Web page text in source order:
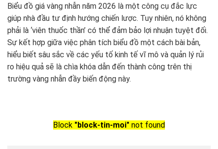
Biểu đồ giá vàng nhẫn năm 2026 là một công cụ đắc lực
giúp nhà đầu tư định hướng chiến lược. Tuy nhiên, nó không
phải là ‘viên thuốc thần’ có thể đảm bảo lợi nhuận tuyệt đối.
Sự kết hợp giữa việc phân tích biểu đồ một cách bài bản,
hiểu biết sâu sắc về các yếu tố kinh tế vĩ mô và quản lý rủi
ro hiệu quả sẽ là chìa khóa dẫn đến thành công trên thị
trường vàng nhẫn đầy biến động này.
Block "block-tin-moi" not found